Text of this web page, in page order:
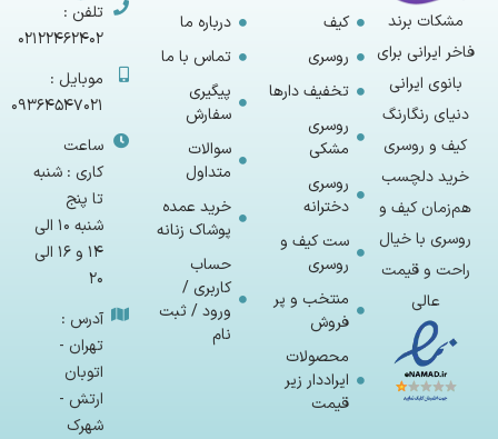
مشکات برند
فاخر ایرانی برای
بانوی ایرانی
دنیای رنگارنگ
کیف و روسری
خرید دلچسب
هم‌زمان کیف و
روسری با خیال
راحت و قیمت
عالی
کیف
روسری
تخفیف دارها
روسری
مشکی
روسری
دخترانه
ست کیف و
روسری
منتخب و پر
فروش
محصولات
ایراددار زیر
قیمت
درباره ما
تماس با ما
پیگیری
سفارش
سوالات
متداول
خرید عمده
پوشاک زنانه
حساب
کاربری /
ورود / ثبت
نام
تلفن :
02122462402
موبایل :
09364547021
ساعت
کاری : شنبه
تا پنج
شنبه 10 الی
14 و 16 الی
20
آدرس :
تهران -
اتوبان
ارتش -
شهرک